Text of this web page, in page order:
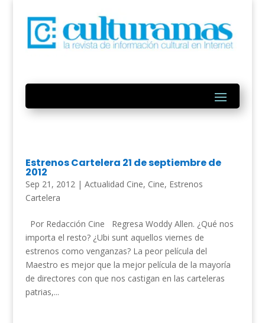
Estrenos Cartelera 21 de septiembre de
2012
Sep 21, 2012| Actualidad Cine, Cine, Estrenos
Cartelera
Por Redacción Cine Regresa Woddy Allen. ¿Qué nos
importa el resto? ¿Ubi sunt aquellos viernes de
estrenos como venganzas? La peor película del
Maestro es mejor que la mejor película de la mayoría
de directores con que nos castigan en las carteleras
patrias,...